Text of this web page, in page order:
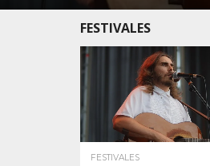
FESTIVALES
FESTIVALES